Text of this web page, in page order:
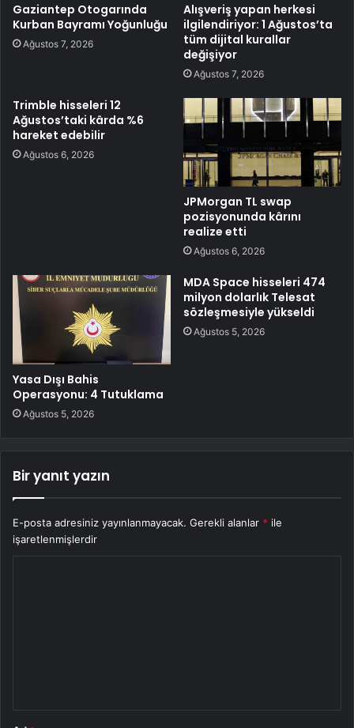
Gaziantep Otogarında
Kurban Bayramı Yoğunluğu
Ağustos 7, 2026
Alışveriş yapan herkesi
ilgilendiriyor: 1 Ağustos’ta
tüm dijital kurallar
değişiyor
Ağustos 7, 2026
Trimble hisseleri 12
Ağustos’taki kârda %6
hareket edebilir
Ağustos 6, 2026
JPMorgan TL swap
pozisyonunda kârını
realize etti
Ağustos 6, 2026
Yasa Dışı Bahis
Operasyonu: 4 Tutuklama
Ağustos 5, 2026
MDA Space hisseleri 474
milyon dolarlık Telesat
sözleşmesiyle yükseldi
Ağustos 5, 2026
Bir yanıt yazın
E-posta adresiniz yayınlanmayacak. Gerekli alanlar * ile
işaretlenmişlerdir